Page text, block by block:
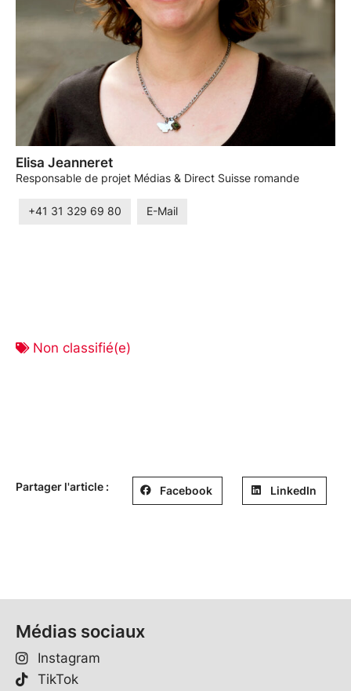
Elisa Jeanneret
Responsable de projet Médias & Direct Suisse romande
+41 31 329 69 80 E-Mail
Non classifié(e)
Partager l'article : Facebook LinkedIn
Médias sociaux
Instagram
TikTok